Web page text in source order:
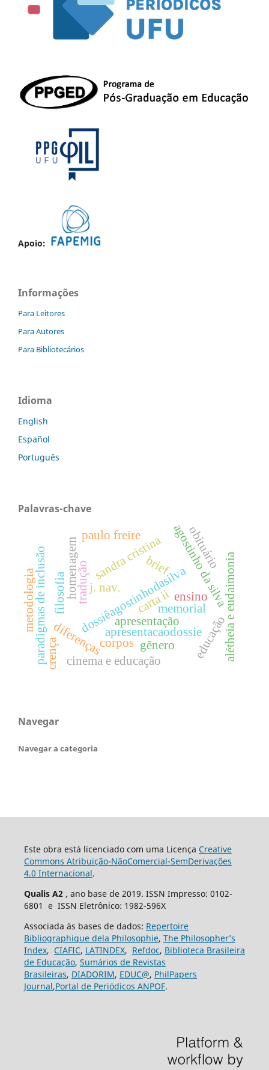
Apoio:
Informações
Para Leitores
Para Autores
Para Bibliotecários
Idioma
English
Español
Português
Palavras-chave
apresentação
dossiêagostinhodasilva
apresentacaodossie
tradução brief
j. nav. agostinho da silva
carta ii
sandra cristina obituário
homenagem
memorial
diferençascorpos
paradigmas de inclusão alétheia e eudaimonia
filosofia
paulo freire
educação
crença cinema e educação
metodologia
gênero
ensino
Navegar
Navegar a categoria
Este obra está licenciado com uma Licença Creative
Commons Atribuição-NãoComercial-SemDerivações
4.0 Internacional.
Qualis A2 , ano base de 2019. ISSN Impresso: 0102-
6801 e ISSN Eletrônico: 1982-596X
Associada às bases de dados: Repertoire
Bibliographique dela Philosophie, The Philosopher’s
Index, CIAFIC, LATINDEX, Refdoc, Biblioteca Brasileira
de Educação, Sumários de Revistas
Brasileiras, DIADORIM, EDUC@, PhilPapers
Journal,Portal de Periódicos ANPOF.